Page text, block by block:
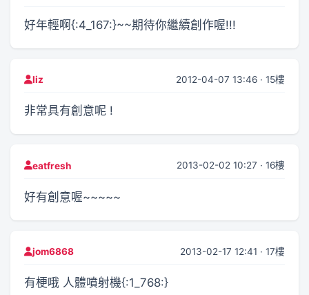
好年輕啊{:4_167:}~~期待你繼續創作喔!!!
liz 2012-04-07 13:46 · 15樓
非常具有創意呢 !
eatfresh 2013-02-02 10:27 · 16樓
好有創意喔~~~~~
jom6868 2013-02-17 12:41 · 17樓
有梗哦 人體噴射機{:1_768:}